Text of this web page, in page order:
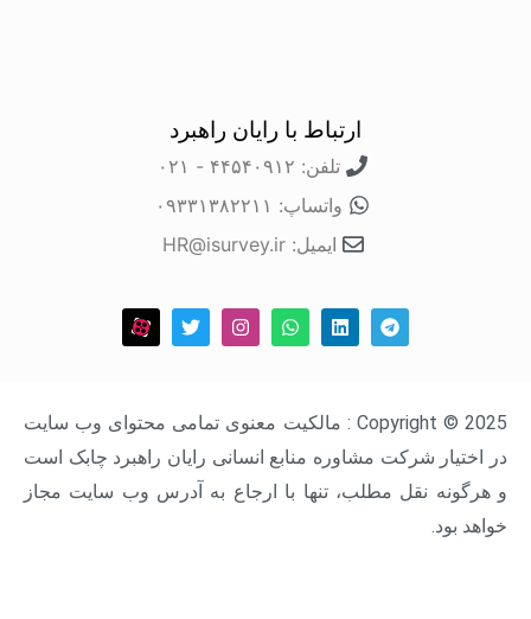
ارتباط با رایان راهبرد
واتساپ: ۰۹۳۳۱۳۸۲۲۱۱
Copyright © 2025 : مالکیت معنوی تمامی محتوای وب سایت
شرکت مشاوره منابع انسانی رایان راهبرد چابک است
نقل مطلب، تنها با ارجاع به آدرس وب سایت مجاز